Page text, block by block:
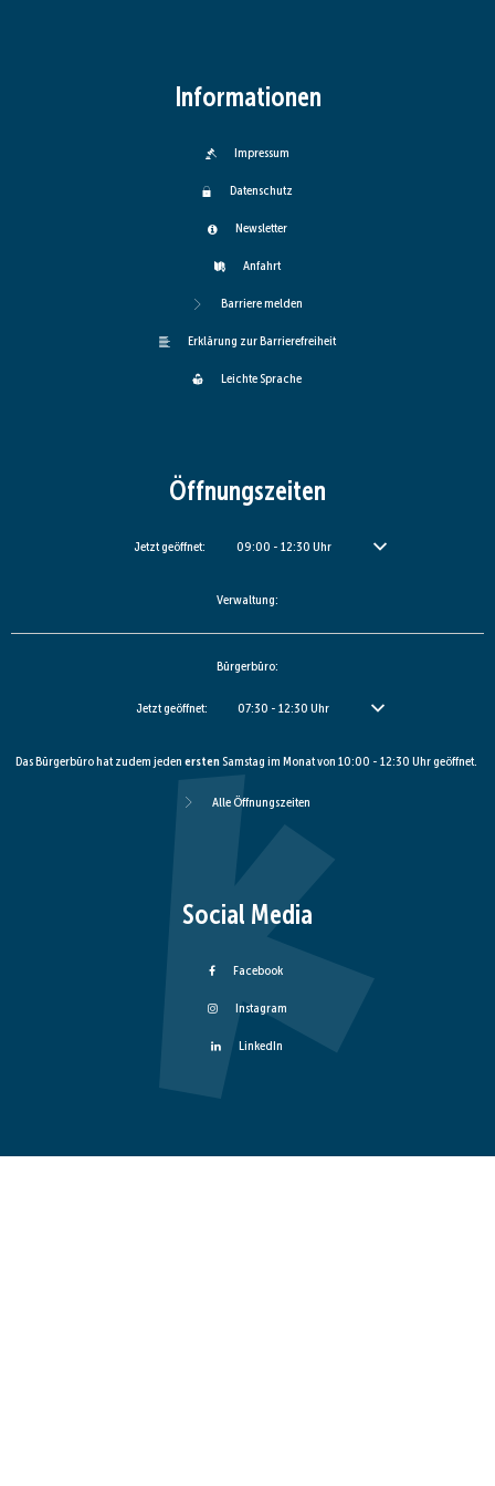
Informationen
Impressum
Datenschutz
Newsletter
Anfahrt
Barriere melden
Erklärung zur Barrierefreiheit
Leichte Sprache
Öffnungszeiten
Klicken, um weitere Öffnungs- oder Schließzeiten auszublenden
Jetzt geöffnet: 09:00 - 12:30 Uhr Von 09:00 bis 12:30 Uhr
Verwaltung:
Bürgerbüro:
Klicken, um weitere Öffnungs- oder Schließzeiten auszublenden
Jetzt geöffnet: 07:30 - 12:30 Uhr Von 07:30 bis 12:30 Uhr
Das Bürgerbüro hat zudem jeden ersten Samstag im Monat von 10:00 - 12:30 Uhr geöffnet.
Alle Öffnungszeiten
Social Media
Facebook
Instagram
LinkedIn